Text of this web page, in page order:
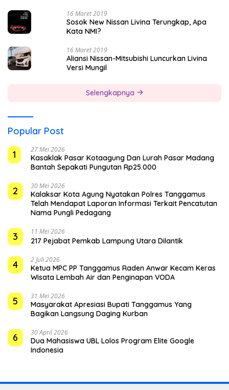
16 Maret 2019
Sosok New Nissan Livina Terungkap, Apa
Kata NMI?
16 Maret 2019
Aliansi Nissan-Mitsubishi Luncurkan Livina
Versi Mungil
Selengkapnya
Popular Post
1
27 Mei 2026
Kasaklak Pasar Kotaagung Dan Lurah Pasar Madang
Bantah Sepakati Pungutan Rp25.000
2 30 Mei 2026
Kalaksar Kota Agung Nyatakan Polres Tanggamus
Telah Mendapat Laporan Informasi Terkait Pencatutan
Nama Pungli Pedagang
3 11 Mei 2026
217 Pejabat Pemkab Lampung Utara Dilantik
4 2 Juli 2026
Ketua MPC PP Tanggamus Raden Anwar Kecam Keras
Wisata Lembah Air dan Penginapan VODA
5 31 Mei 2026
Masyarakat Apresiasi Bupati Tanggamus Yang
Bagikan Langsung Daging Kurban
6 30 April 2026
Dua Mahasiswa UBL Lolos Program Elite Google
Indonesia